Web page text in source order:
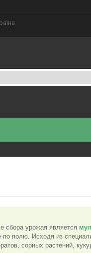
сбора урожая является
полю. Исходя из
сорных растений,